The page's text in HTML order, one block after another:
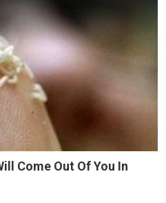
Come Out Of You In